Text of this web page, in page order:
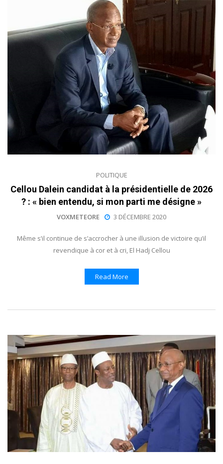
POLITIQUE
Cellou Dalein candidat à la présidentielle de 2026
? : « bien entendu, si mon parti me désigne »
VOXMETEORE 3 DÉCEMBRE 2020
Même s’il continue de s’accrocher à une illusion de victoire qu’il
revendique à cor et à cri, El Hadj Cellou
Read More